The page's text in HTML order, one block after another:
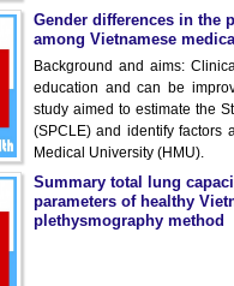
Gender differences in the
among Vietnamese
Background and aims:
education and can be
study aimed to estimate the
(SPCLE) and identify factors
Medical University (HMU).
Summary total lung
parameters of healthy
plethysmography method